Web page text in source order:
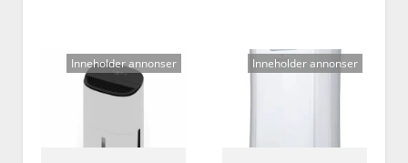
Inneholder annonser Inneholder annonser